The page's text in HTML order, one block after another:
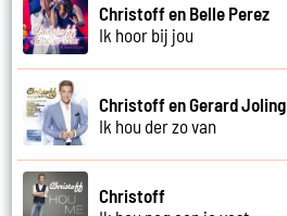
Christoff en Belle Perez
Ik hoor bij jou
Christoff en Gerard Joling
Ik hou der zo van
Christoff